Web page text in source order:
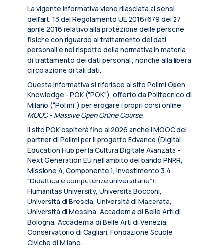
La vigente informativa viene rilasciata ai sensi
dell’art. 13 del Regolamento UE 2016/679 del 27
aprile 2016 relativo alla protezione delle persone
fisiche con riguardo al trattamento dei dati
personali e nel rispetto della normativa in materia
di trattamento dei dati personali, nonché alla libera
circolazione di tali dati.
Questa informativa si riferisce al sito Polimi Open
Knowledge - POK ("POK"), offerto da Politecnico di
Milano (“Polimi”) per erogare i propri corsi online
MOOC - Massive Open Online Course.
Il sito POK ospiterà fino al 2026 anche i MOOC dei
partner di Polimi per il progetto Edvance (Digital
Education Hub per la Cultura Digitale Avanzata -
Next Generation EU nell’ambito del bando PNRR,
Missione 4, Componente 1, Investimento 3.4
“Didattica e competenze universitarie”):
Humanitas University, Università Bocconi,
Università di Brescia, Università di Macerata,
Università di Messina, Accademia di Belle Arti di
Bologna, Accademia di Belle Arti di Venezia,
Conservatorio di Cagliari, Fondazione Scuole
Civiche di Milano.